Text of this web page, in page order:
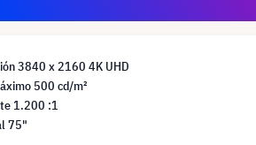
3840 x 2160 4K UHD
500 cd/m²
1.200 :1
75"